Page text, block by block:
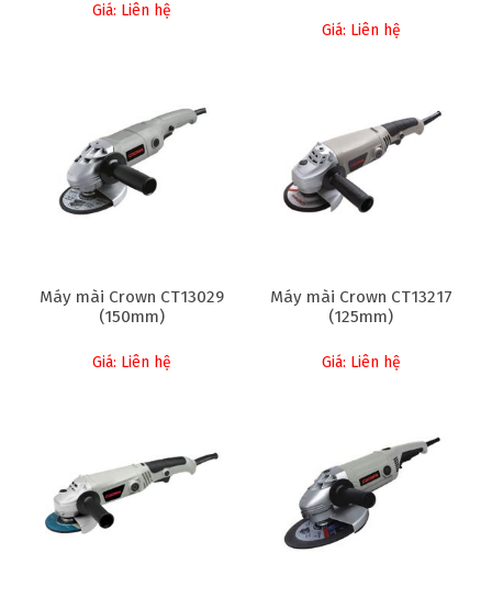
Giá: Liên hệ
Giá: Liên hệ
Máy mài Crown CT13029
(150mm)
Giá: Liên hệ
Máy mài Crown CT13217
(125mm)
Giá: Liên hệ